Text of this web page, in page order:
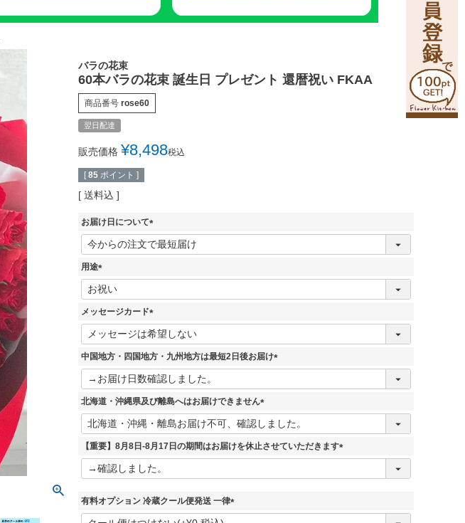
バラの花束
60本バラの花束 誕生日 プレゼント 還暦祝い FKAA
商品番号 rose60
翌日配達
販売価格 ¥8,498税込
[ 85 ポイント ]
送料込
お届け日について
(
必
用途
(
必
須
メッセージカード
(
必
須
中国地方・四国地方・九州地方は最短2日後お届け
(
北海道・沖縄県及び離島へはお届けできません
(
必
須
【重要】8月8日-8月17日の期間はお届けを休止させていただきます
(
有料オプション 冷蔵クール便発送 一律
(